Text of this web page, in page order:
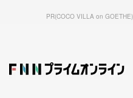
PR(COCO VILLA on GOETHE)